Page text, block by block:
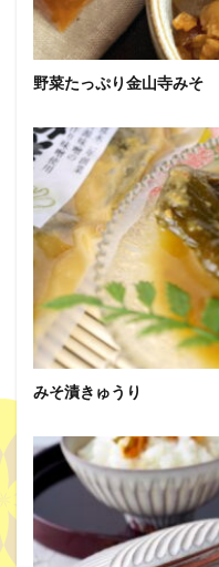
野菜たっぷり金山寺みそ
みそ漬きゅうり